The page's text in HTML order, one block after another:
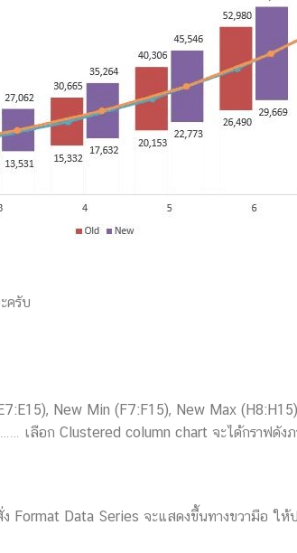
Design/Research
ครับ
New Min (F7:F15), New Max (H8:H15)
เลือก Clustered column chart จะได้กราฟดังภ
Format Data Series จะแสดงขึ้นทางขวามือ ใ